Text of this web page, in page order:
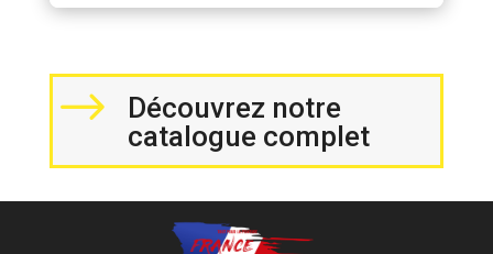
$
Découvrez notre
catalogue complet